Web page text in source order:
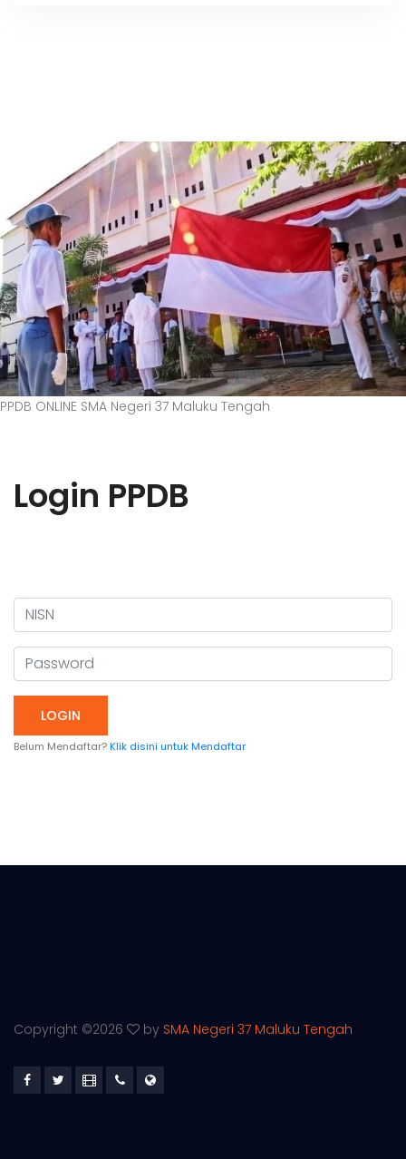
PPDB ONLINE SMA Negeri 37 Maluku Tengah
Login PPDB
Belum Mendaftar?Klik disini untuk Mendaftar
Copyright ©2026 by SMA Negeri 37 Maluku Tengah